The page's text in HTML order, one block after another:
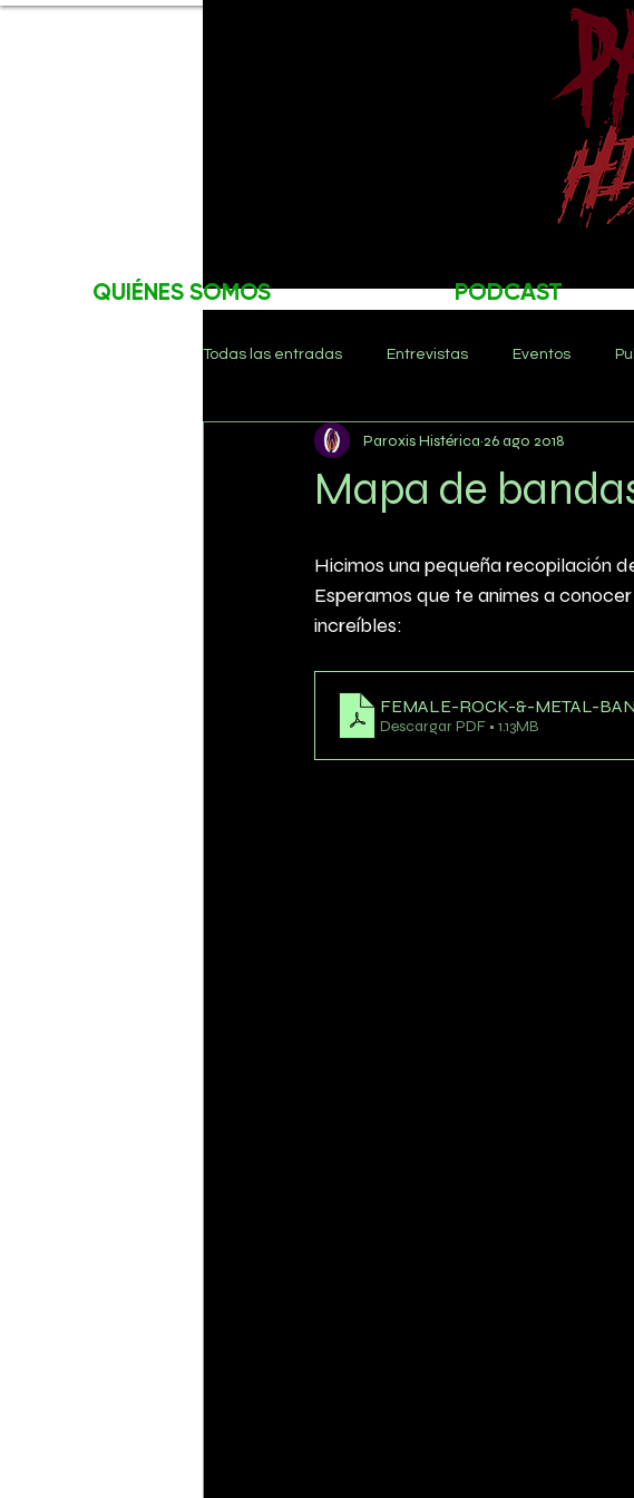
QUIÉNES SOMOS PODCAST
Todas las entradas Entrevistas Eventos
Mapa de
Paroxis Histérica 26 ago 2018
Hicimos una pequeña recopilación
Esperamos que te animes a
increíbles:
FEMALE-ROCK-&-METAL-
Descargar PDF • 1.13MB